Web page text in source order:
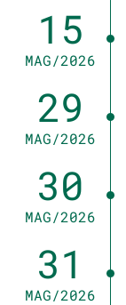
15
MAG/2026
29
MAG/2026
30
MAG/2026
31
MAG/2026